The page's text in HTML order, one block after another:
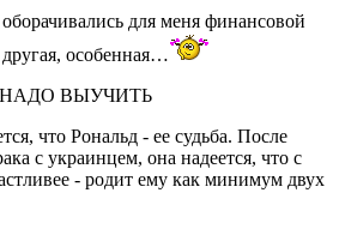
для меня финансовой
особенная…
ВЫУЧИТЬ
что Рональд - ее судьба. После
с украинцем, она надеется, что с
- родит ему как минимум двух